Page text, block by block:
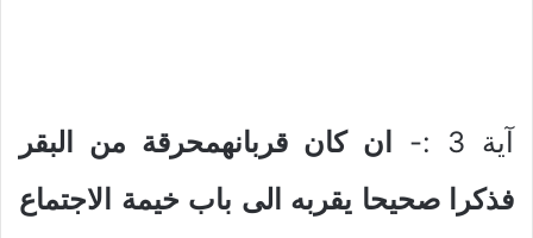
آية 3 :-
ان كان قربانهمحرقة من البقر
فذكرا صحيحا يقربه الى باب خيمة الاجتماع